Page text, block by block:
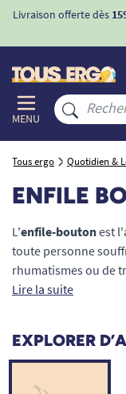
Livraison offerte dès
MENU
Tous ergo Quotidien &
ENFILE
L'enfile-boutonest
toute personne
rhumatismes ou de
TOUS ERGO, nous
voire impossible.
ergonomiques et de
sélectionnée pour
autonomie à domicile
Lire la suite
EXPLORER